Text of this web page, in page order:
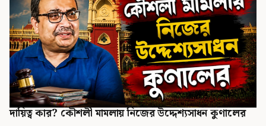
দায়িত্ব কার? কৌশলী মামলায় নিজের উদ্দেশ্যসাধন কুণালের